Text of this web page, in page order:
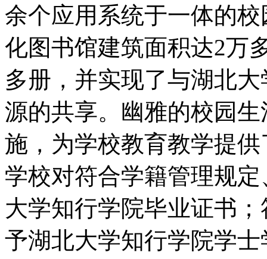
余个应用系统于一体的
化图书馆建筑面积达2万
多册，并实现了与湖北
源的共享。幽雅的校园
施，为学校教育教学提
学校对符合学籍管理规
大学知行学院毕业证书
予湖北大学知行学院学